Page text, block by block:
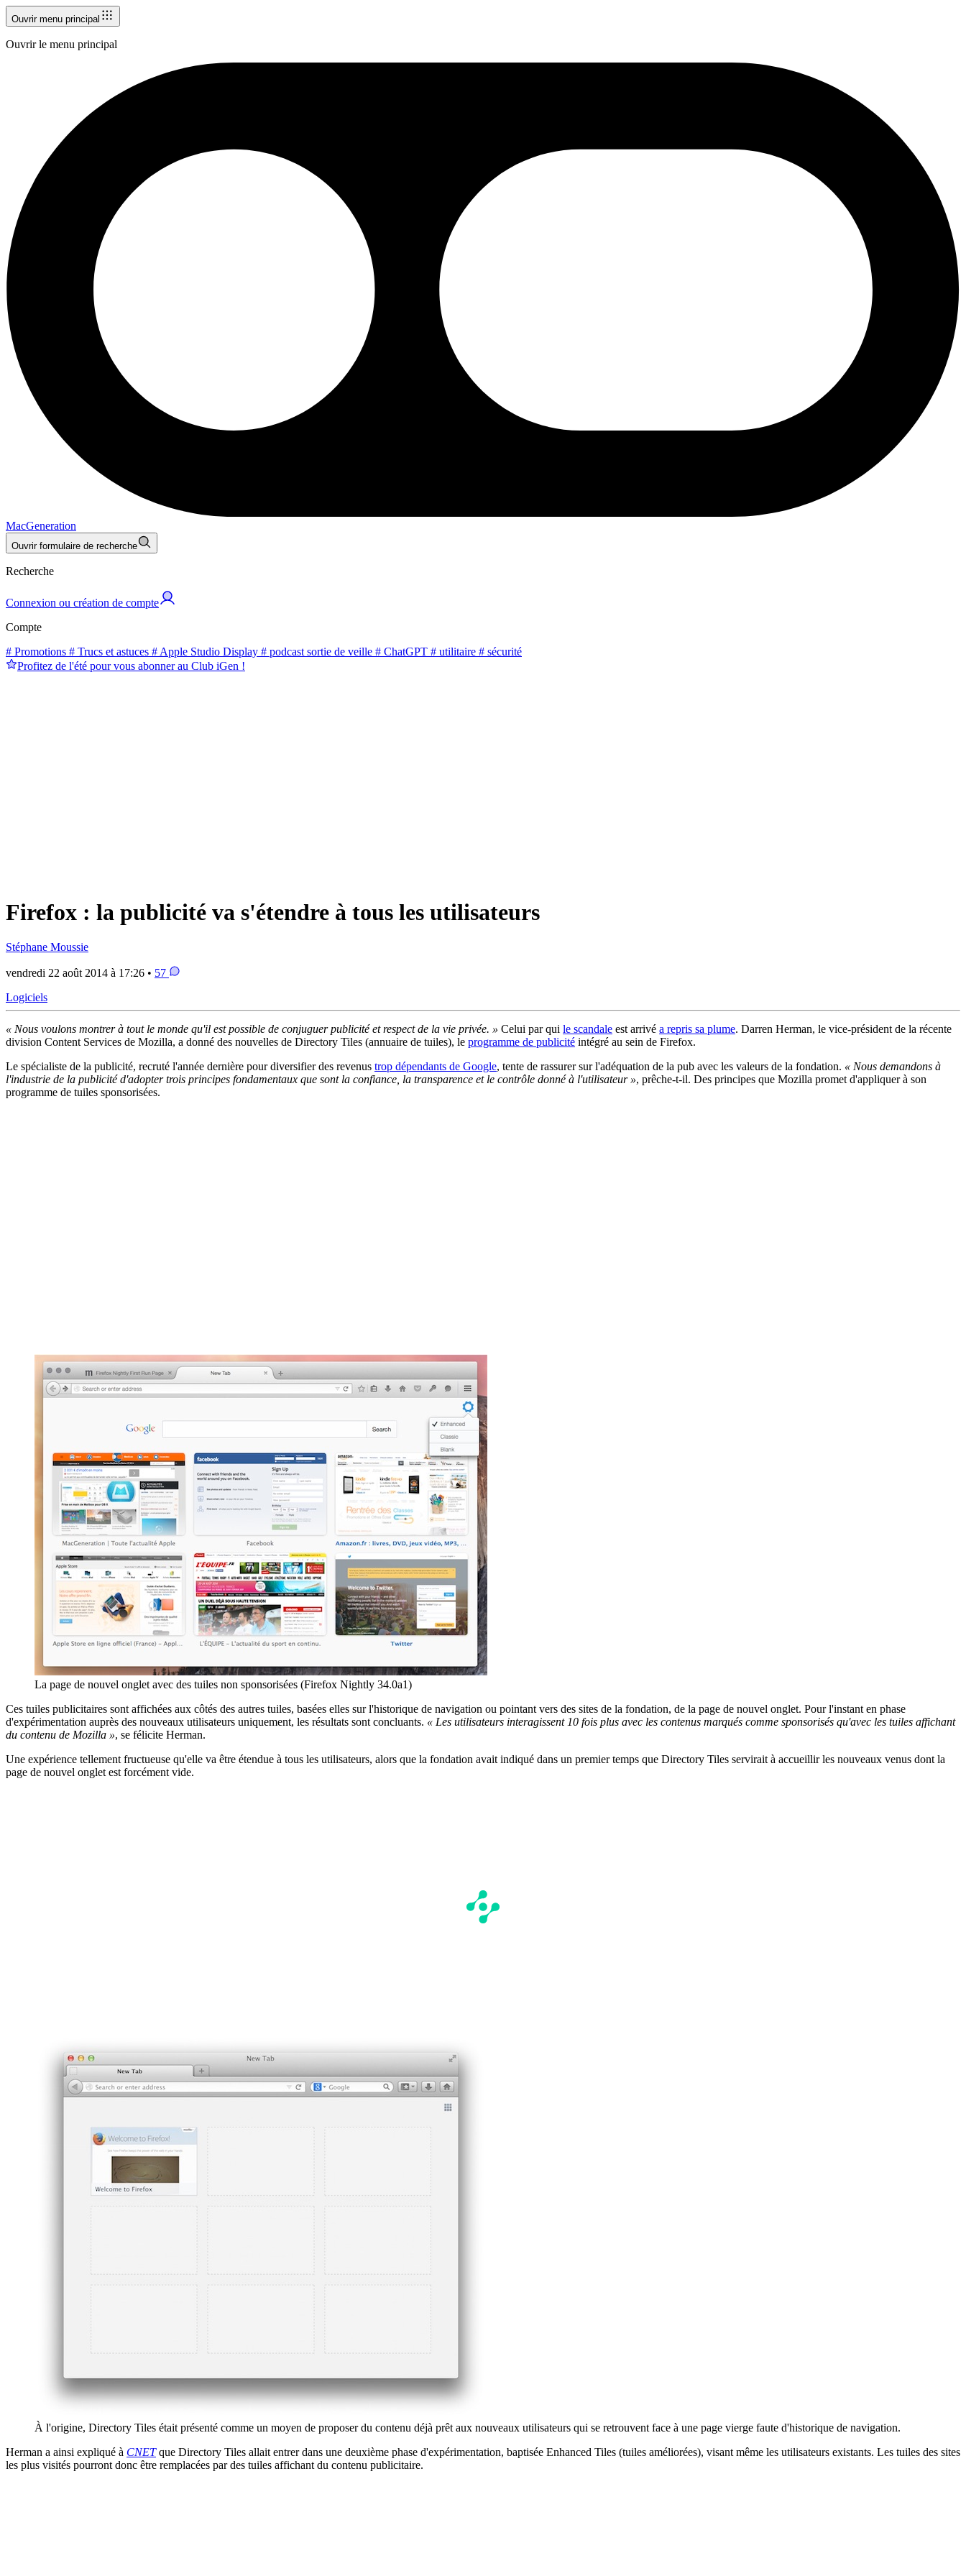
Ouvrir menu principal
Ouvrir le menu principal
MacGeneration
Ouvrir formulaire de recherche
Recherche
Connexion ou création de compte
Compte
# Promotions # Trucs et astuces # Apple Studio Display # podcast sortie de veille # ChatGPT # utilitaire # sécurité
Profitez de l'été pour vous abonner au Club iGen !
Firefox : la publicité va s'étendre à tous les utilisateurs
Stéphane Moussie
vendredi 22 août 2014 à 17:26 • 57
Logiciels
« Nous voulons montrer à tout le monde qu'il est possible de conjuguer publicité et respect de la vie privée. » Celui par qui le scandale est arrivé a repris sa plume. Darren Herman, le vice-président de la récente
division Content Services de Mozilla, a donné des nouvelles de Directory Tiles (annuaire de tuiles), le programme de publicité intégré au sein de Firefox.
Le spécialiste de la publicité, recruté l'année dernière pour diversifier des revenus trop dépendants de Google, tente de rassurer sur l'adéquation de la pub avec les valeurs de la fondation. « Nous demandons à
l'industrie de la publicité d'adopter trois principes fondamentaux que sont la confiance, la transparence et le contrôle donné à l'utilisateur », prêche-t-il. Des principes que Mozilla promet d'appliquer à son
programme de tuiles sponsorisées.
La page de nouvel onglet avec des tuiles non sponsorisées (Firefox Nightly 34.0a1)
Ces tuiles publicitaires sont affichées aux côtés des autres tuiles, basées elles sur l'historique de navigation ou pointant vers des sites de la fondation, de la page de nouvel onglet. Pour l'instant en phase
d'expérimentation auprès des nouveaux utilisateurs uniquement, les résultats sont concluants. « Les utilisateurs interagissent 10 fois plus avec les contenus marqués comme sponsorisés qu'avec les tuiles affichant
du contenu de Mozilla », se félicite Herman.
Une expérience tellement fructueuse qu'elle va être étendue à tous les utilisateurs, alors que la fondation avait indiqué dans un premier temps que Directory Tiles servirait à accueillir les nouveaux venus dont la
page de nouvel onglet est forcément vide.
À l'origine, Directory Tiles était présenté comme un moyen de proposer du contenu déjà prêt aux nouveaux utilisateurs qui se retrouvent face à une page vierge faute d'historique de navigation.
Herman a ainsi expliqué à CNETque Directory Tiles allait entrer dans une deuxième phase d'expérimentation, baptisée Enhanced Tiles (tuiles améliorées), visant même les utilisateurs existants. Les tuiles des sites
les plus visités pourront donc être remplacées par des tuiles affichant du contenu publicitaire.